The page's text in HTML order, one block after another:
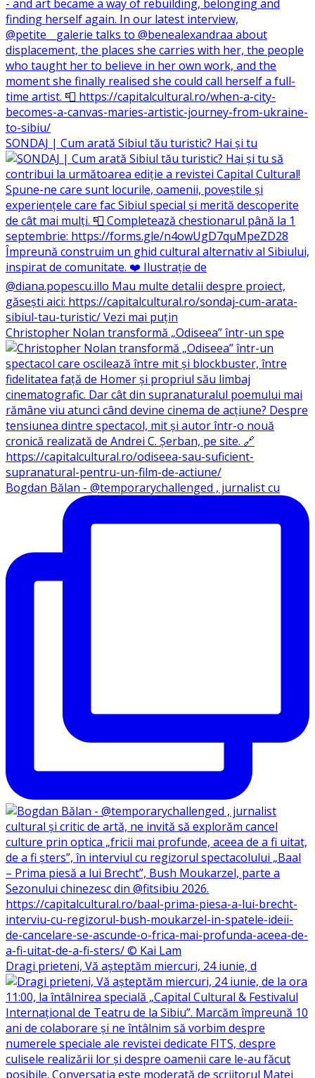
SONDAJ | Cum arată Sibiul tău turistic? Hai și tu
Christopher Nolan transformă „Odiseea” într-un spe
Bogdan Bălan - @temporarychallenged , jurnalist cu
Dragi prieteni, Vă așteptăm miercuri, 24 iunie, d